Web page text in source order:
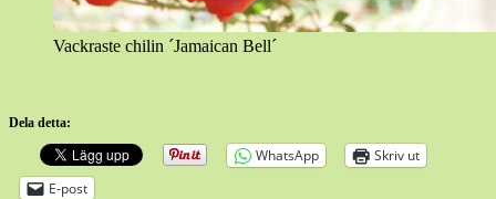
Vackraste chilin ´Jamaican Bell´
Dela detta:
WhatsApp
Skriv ut
E-post